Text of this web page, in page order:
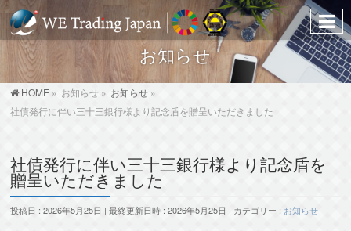
お知らせ
HOME » お知らせ » お知らせ »
社債発行に伴い三十三銀行様より記念盾を贈呈いただきました
社債発行に伴い三十三銀行様より記念盾を
贈呈いただきました
投稿日 : 2026年5月25日 最終更新日時 : 2026年5月25日 カテゴリー : お知らせ